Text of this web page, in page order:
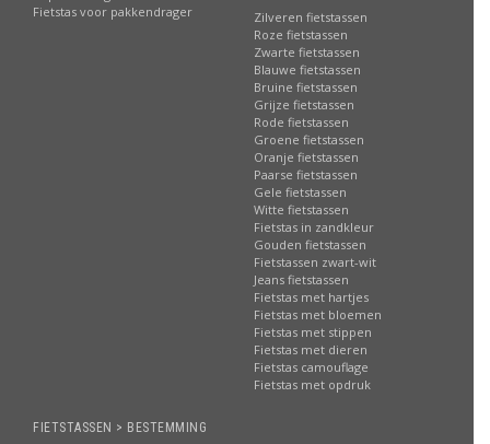
Fietstas voor pakkendrager
Zilveren fietstassen
Roze fietstassen
Zwarte fietstassen
Blauwe fietstassen
Bruine fietstassen
Grijze fietstassen
Rode fietstassen
Groene fietstassen
Oranje fietstassen
Paarse fietstassen
Gele fietstassen
Witte fietstassen
Fietstas in zandkleur
Gouden fietstassen
Fietstassen zwart-wit
Jeans fietstassen
Fietstas met hartjes
Fietstas met bloemen
Fietstas met stippen
Fietstas met dieren
Fietstas camouflage
Fietstas met opdruk
FIETSTASSEN > BESTEMMING